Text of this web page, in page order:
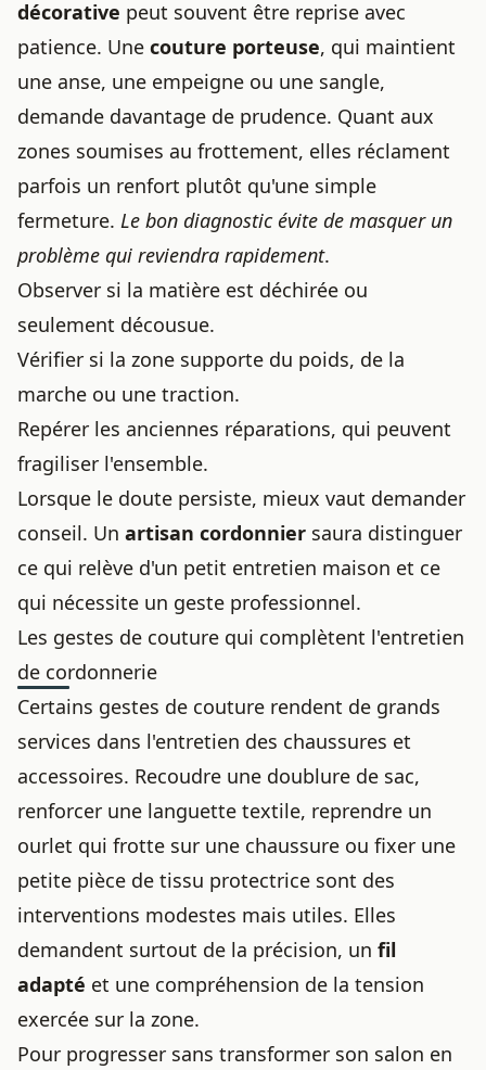
décorative peut souvent être reprise avec
patience. Une couture porteuse, qui maintient
une anse, une empeigne ou une sangle,
demande davantage de prudence. Quant aux
zones soumises au frottement, elles réclament
parfois un renfort plutôt qu'une simple
fermeture. Le bon diagnostic évite de masquer un
problème qui reviendra rapidement.
Observer si la matière est déchirée ou
seulement décousue.
Vérifier si la zone supporte du poids, de la
marche ou une traction.
Repérer les anciennes réparations, qui peuvent
fragiliser l'ensemble.
Lorsque le doute persiste, mieux vaut demander
conseil. Un artisan cordonnier saura distinguer
ce qui relève d'un petit entretien maison et ce
qui nécessite un geste professionnel.
Les gestes de couture qui complètent l'entretien
de cordonnerie
Certains gestes de couture rendent de grands
services dans l'entretien des chaussures et
accessoires. Recoudre une doublure de sac,
renforcer une languette textile, reprendre un
ourlet qui frotte sur une chaussure ou fixer une
petite pièce de tissu protectrice sont des
interventions modestes mais utiles. Elles
demandent surtout de la précision, un fil
adapté et une compréhension de la tension
exercée sur la zone.
Pour progresser sans transformer son salon en